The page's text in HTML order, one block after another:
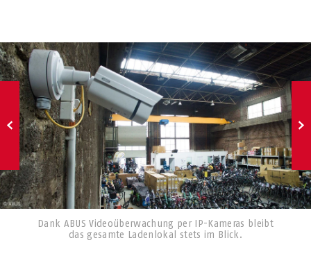
Dank ABUS Videoüberwachung per IP-Kameras bleibt
das gesamte Ladenlokal stets im Blick.